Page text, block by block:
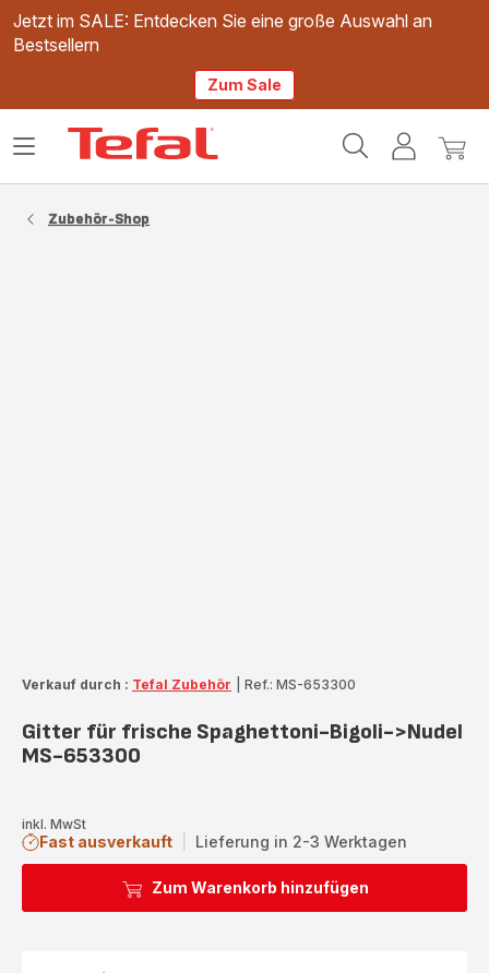
Jetzt im SALE: Entdecken Sie eine große Auswahl an
Bestsellern
Zum Sale
Mein
Mein
Das
Zubehör-Shop
Verkauf durch : Tefal Zubehör Ref.: MS-653300
Gitter für frische Spaghettoni-Bigoli->Nudel
MS-653300
inkl. MwSt
Fast ausverkauft Lieferung in 2-3 Werktagen
Zum Warenkorb hinzufügen